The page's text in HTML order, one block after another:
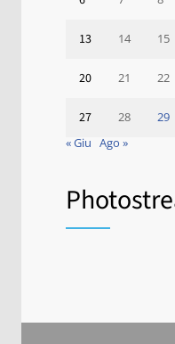
13 14 15
20 21 22
27 28 29
« Giu Ago »